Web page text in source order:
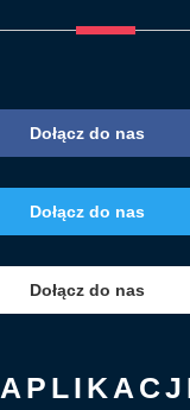
Dołącz do nas
Dołącz do nas
Dołącz do nas